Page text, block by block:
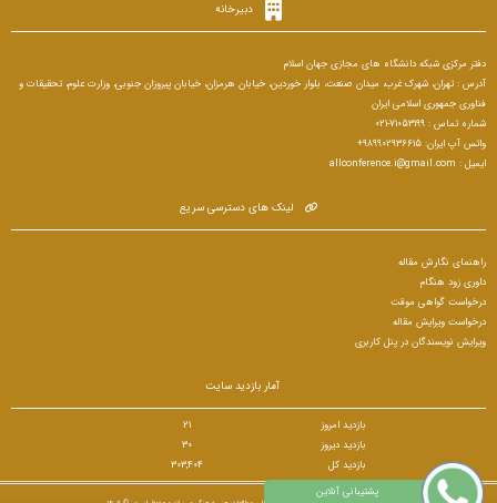
دبیرخانه
دفتر مرکزی شبکه دانشگاه های مجازی جهان اسلام
آدرس : تهران، شهرک غرب، میدان صنعت، بلوار خوردین، خیابان هرمزان، خیابان پیروزان جنوبی، وزارت علوم، تحقیقات و
فناوری جمهوری اسلامی ایران
شماره تماس : 71053199-021
واتس آپ ایران: 989902936615+
ایمیل : allconference.i@gmail.com
لینک های دسترسی سریع
راهنمای نگارش مقاله
داوری زود هنگام
درخواست گواهی موقت
درخواست ویرایش مقاله
ویرایش نویسندگان در پنل کاربری
آمار بازدید سایت
بازدید امروز
21
بازدید دیروز
30
بازدید کل
303,404